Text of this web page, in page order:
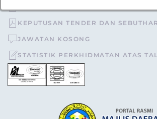
KEPUTUSAN TENDER DAN
JAWATAN KOSONG
STATISTIK PERKHIDMATAN ATAS